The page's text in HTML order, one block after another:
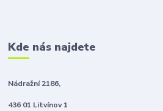
Kde nás najdete
Nádražní 2186,
436 01 Litvínov 1